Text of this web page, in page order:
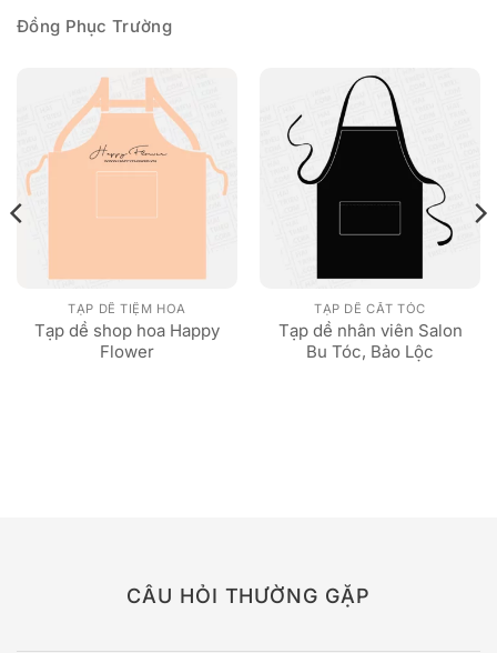
Đồng Phục Trường
TẠP DỀ TIỆM HOA
Tạp dề shop hoa Happy
Flower
TẠP DỀ CẮT TÓC
Tạp dề nhân viên Salon
Bu Tóc, Bảo Lộc
CÂU HỎI THƯỜNG GẶP